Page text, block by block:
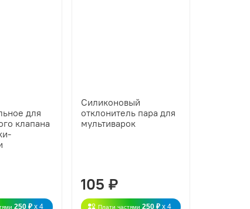
для
клапана
250 ₽ x 4
Силиконовый
отклонитель пара для
мультиварок
105 ₽
Плати частями 250 ₽ x 4